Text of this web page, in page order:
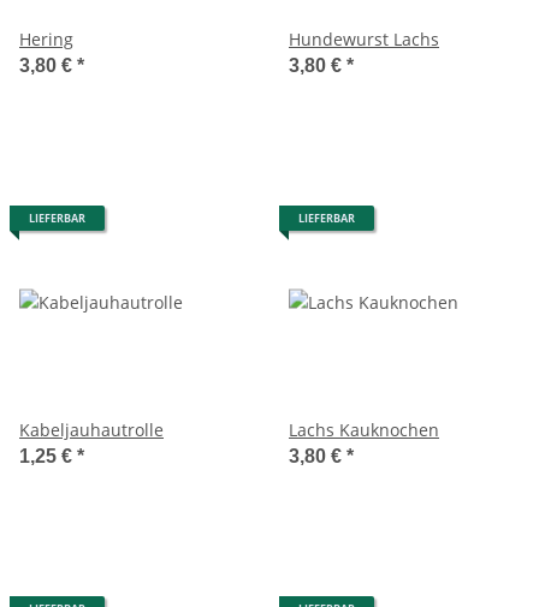
Hering
3,80 € *
Hundewurst Lachs
3,80 € *
LIEFERBAR
Kabeljauhautrolle
1,25 € *
LIEFERBAR
Lachs Kauknochen
3,80 € *